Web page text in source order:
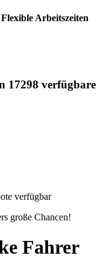
Arbeitszeiten
17298 verfügbare
verfügbar
große Chancen!
Fahrer